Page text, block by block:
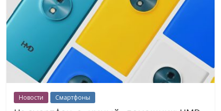
Новости Смартфоны